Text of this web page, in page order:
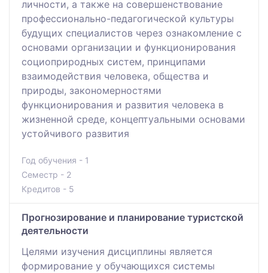
личности, а также на совершенствование
профессионально-педагогической культуры
будущих специалистов через ознакомление с
основами организации и функционирования
социоприродных систем, принципами
взаимодействия человека, общества и
природы, закономерностями
функционирования и развития человека в
жизненной среде, концептуальными основами
устойчивого развития
Год обучения - 1
Семестр - 2
Кредитов - 5
Прогнозирование и планирование туристской
деятельности
Целями изучения дисциплины является
формирование у обучающихся системы